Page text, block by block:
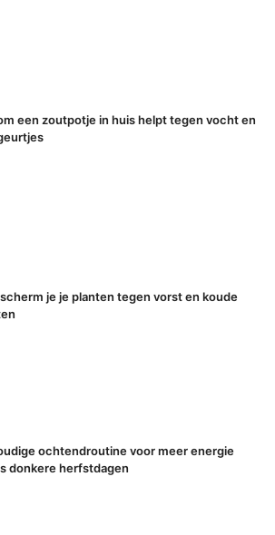
een zoutpotje in huis helpt tegen vocht en
je je planten tegen vorst en koude
ochtendroutine voor meer energie
donkere herfstdagen